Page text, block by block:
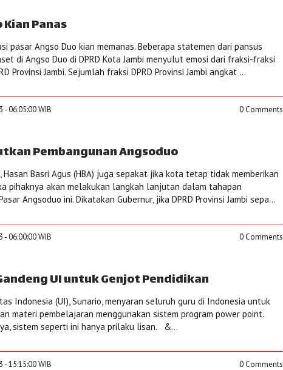
Panas
pasar Angso Duo kian memanas. Beberapa statemen dari pansus
di Angso Duo di DPRD Kota Jambi menyulut emosi dari fraksi-fraksi
Provinsi Jambi. Sejumlah fraksi DPRD Provinsi Jambi angkat ...
- 06:05:00 WIB 0 Comments
Pembangunan Angsoduo
Hasan Basri Agus (HBA) juga sepakat jika kota tetap tidak memberikan
pihaknya akan melakukan langkah lanjutan dalam tahapan
Angsoduo ini. Dikatakan Gubernur, jika DPRD Provinsi Jambi sepa...
- 06:00:00 WIB 0 Comments
UI untuk Genjot Pendidikan
Indonesia (UI), Sunario, menyaran seluruh guru di Indonesia untuk
materi pembelajaran menggunakan sistem program power point.
sistem seperti ini hanya prilaku lisan. &...
- 15:15:00 WIB 0 Comments